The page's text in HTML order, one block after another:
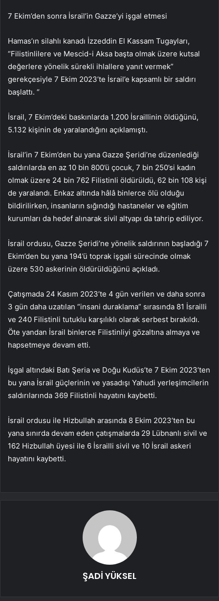
7 Ekim’den sonra İsrail’in Gazze’yi işgal etmesi
Hamas’ın silahlı kanadı İzzeddin El Kassam Tugayları,
“Filistinlilere ve Mescid-i Aksa başta olmak üzere kutsal
değerlere yönelik sürekli ihlallere yanıt vermek”
gerekçesiyle 7 Ekim 2023’te İsrail’e kapsamlı bir saldırı
başlattı. “
İsrail, 7 Ekim’deki baskınlarda 1.200 İsraillinin öldüğünü,
5.132 kişinin de yaralandığını açıklamıştı.
İsrail’in 7 Ekim’den bu yana Gazze Şeridi’ne düzenlediği
saldırılarda en az 10 bin 800’ü çocuk, 7 bin 250’si kadın
olmak üzere 24 bin 762 Filistinli öldürüldü, 62 bin 108 kişi
de yaralandı. Enkaz altında hâlâ binlerce ölü olduğu
bildirilirken, insanların sığındığı hastaneler ve eğitim
kurumları da hedef alınarak sivil altyapı da tahrip ediliyor.
İsrail ordusu, Gazze Şeridi’ne yönelik saldırının başladığı 7
Ekim’den bu yana 194’ü toprak işgali sürecinde olmak
üzere 530 askerinin öldürüldüğünü açıkladı.
Çatışmada 24 Kasım 2023’te 4 gün verilen ve daha sonra
3 gün daha uzatılan “insani duraklama” sırasında 81 İsrailli
ve 240 Filistinli tutuklu karşılıklı olarak serbest bırakıldı.
Öte yandan İsrail binlerce Filistinliyi gözaltına almaya ve
hapsetmeye devam etti.
İşgal altındaki Batı Şeria ve Doğu Kudüs’te 7 Ekim 2023’ten
bu yana İsrail güçlerinin ve yasadışı Yahudi yerleşimcilerin
saldırılarında 369 Filistinli hayatını kaybetti.
İsrail ordusu ile Hizbullah arasında 8 Ekim 2023’ten bu
yana sınırda devam eden çatışmalarda 29 Lübnanlı sivil ve
162 Hizbullah üyesi ile 6 İsrailli sivil ve 10 İsrail askeri
hayatını kaybetti.
ŞADİ YÜKSEL